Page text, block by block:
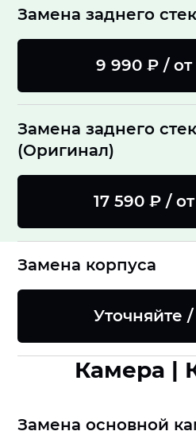
Замена заднего
9 990 ₽ / от
Замена заднего
(Оригинал)
17 590 ₽ /
Замена корпуса
Уточняйте /
Камера |
Замена основной